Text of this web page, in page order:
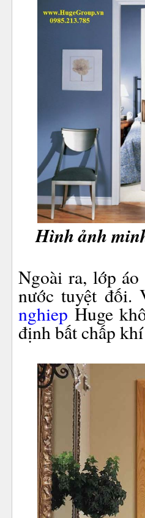
Hình ảnh
Ngoài ra, lớp
nước tuyệt đối.
nghiep Huge
định bất chấp